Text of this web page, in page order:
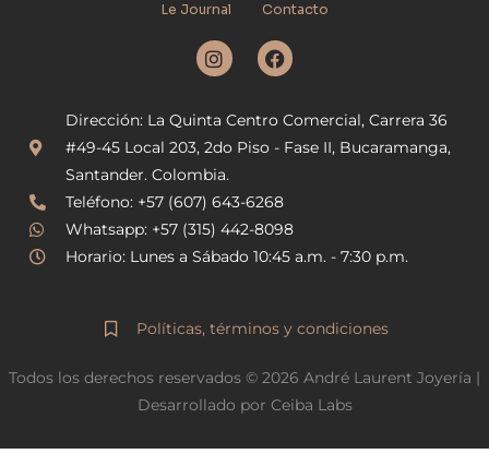
Le Journal
Contacto
I
n
a
g
r
a
m
F
a
b
o
Dirección: La Quinta Centro Comercial, Carrera 36
#49-45 Local 203, 2do Piso - Fase II, Bucaramanga,
Santander. Colombia.
Teléfono: +57 (607) 643-6268
Whatsapp: +57 (315) 442-8098
Horario: Lunes a Sábado 10:45 a.m. - 7:30 p.m.
Políticas, términos y condiciones
Todos los derechos reservados © 2026 André Laurent Joyería |
Desarrollado por Ceiba Labs